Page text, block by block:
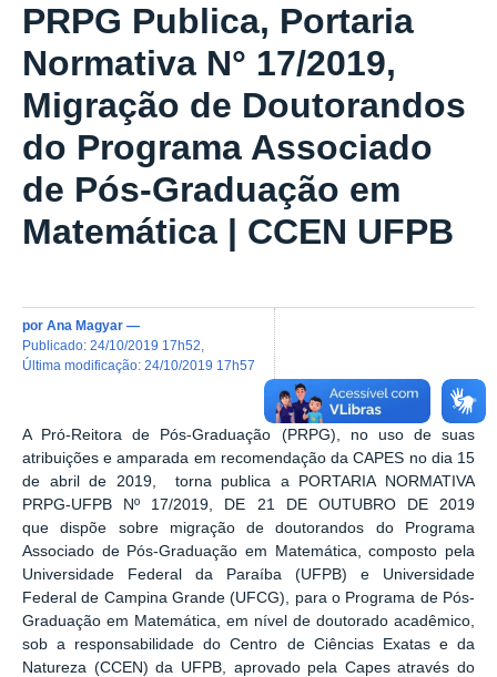
PRPG Publica, Portaria
Normativa N° 17/2019,
Migração de Doutorandos
do Programa Associado
de Pós-Graduação em
Matemática | CCEN UFPB
por Ana Magyar —
publicado: 24/10/2019 17h52
última modificação: 24/10/2019 17h57
A Pró-Reitora de Pós-Graduação (PRPG), no uso de suas
atribuições e amparada em recomendação da CAPES no dia 15
de abril de 2019, torna publica a
PORTARIA NORMATIVA
PRPG-UFPB Nº 17/2019, DE 21 DE OUTUBRO DE 2019
quedispõe sobre migração de doutorandos do Programa
Associado de Pós-Graduação em Matemática, composto pela
Universidade Federal da Paraíba (UFPB) e Universidade
Federal de Campina Grande (UFCG), para o Programa de Pós-
Graduação em Matemática, em nível de doutorado acadêmico,
sob a responsabilidade do Centro de Ciências Exatas e da
Natureza (CCEN) da UFPB, aprovado pela Capes através do